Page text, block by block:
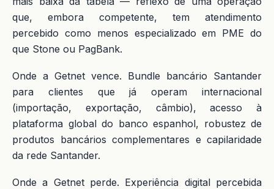
que, embora competente, tem atendimento
percebido como menos especializado em PME do
que Stone ou PagBank.
Onde a Getnet vence. Bundle bancário Santander
para clientes que já operam internacional
(importação, exportação, câmbio), acesso à
plataforma global do banco espanhol, robustez de
produtos bancários complementares e capilaridade
da rede Santander.
Onde a Getnet perde. Experiência digital percebida